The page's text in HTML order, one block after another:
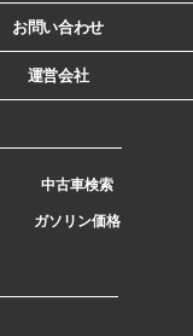
お問い合わせ
運営会社
中古車検索
ガソリン価格